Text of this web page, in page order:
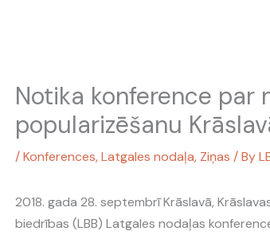
Notika konference par
popularizēšanu
/Konferences,Latgales nodaļa, Ziņas / By
2018. gada 28. septembrī Krāslavā,
biedrības (LBB) Latgales nodaļas